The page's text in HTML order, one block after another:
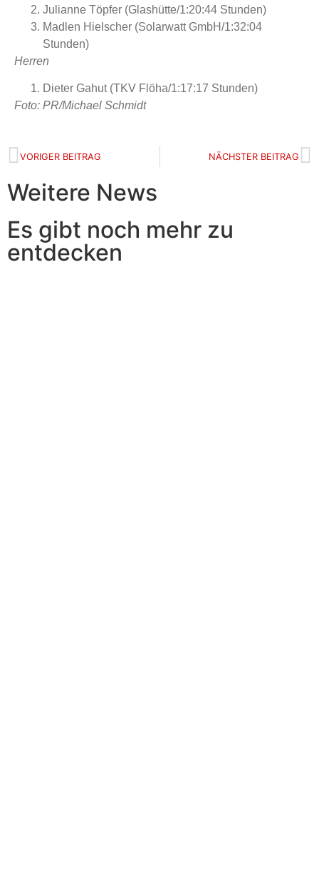
Julianne Töpfer (Glashütte/1:20:44 Stunden)
Madlen Hielscher (Solarwatt GmbH/1:32:04
Stunden)
Herren
Dieter Gahut (TKV Flöha/1:17:17 Stunden)
Foto: PR/Michael Schmidt
VORIGER BEITRAG NÄCHSTER BEITRAG
Weitere News
Es gibt noch mehr zu
entdecken